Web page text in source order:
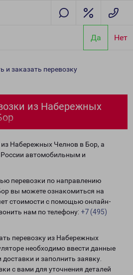
Да Нет
и заказать перевозку
из Набережных
Набережных Челнов в Бор, а
России автомобильным и
перевозки по направлению
вы можете ознакомиться на
стоимости с помощью онлайн-
нам по телефону: +7 (495)
перевозку из Набережных
необходимо ввести данные
и заполнить заявку.
с вами для уточнения деталей